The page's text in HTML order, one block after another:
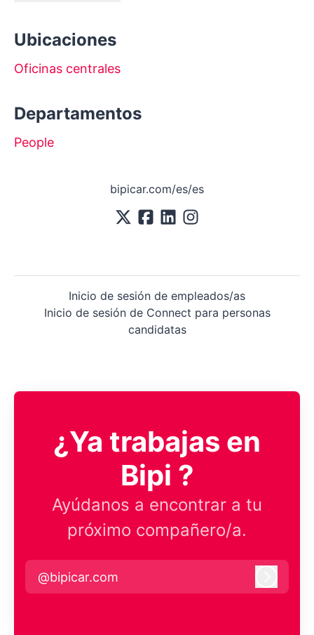
Ubicaciones
Oficinas centrales
Departamentos
People
bipicar.com/es/es
Inicio de sesión de empleados/as
Inicio de sesión de Connect para personas
candidatas
¿Ya trabajas en
Bipi ?
Ayúdanos a encontrar a tu
próximo compañero/a.
@bipicar.com